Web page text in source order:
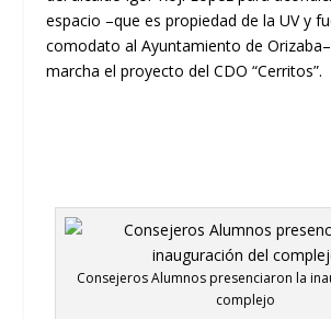
espacio –que es propiedad de laUVy
comodato alAyuntamiento de Orizaba
marchael proyecto del CDO“Cerritos”.
Consejeros Alumnos presenciaron la
complejo